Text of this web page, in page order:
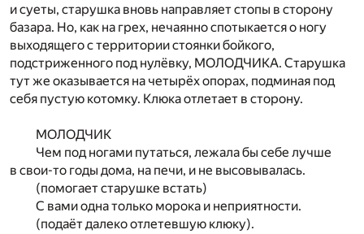
и суеты, старушка вновь направляет стопы в сторону
базара. Но, как на грех, нечаянно спотыкается о ногу
выходящего с территории стоянки бойкого,
подстриженного под нулёвку, МОЛОДЧИКА. Старушка
тут же оказывается на четырёх опорах, подминая под
себя пустую котомку. Клюка отлетает в сторону.
МОЛОДЧИК
Чем под ногами путаться, лежала бы себе лучше
в свои-то годы дома, на печи, и не высовывалась.
(помогает старушке встать)
С вами одна только морока и неприятности.
(подаёт далеко отлетевшую клюку).